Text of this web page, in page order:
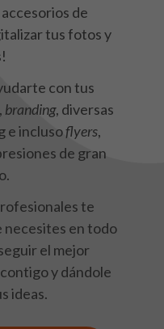
de
tus fotos y
con tus
branding, diversas
e inclusoflyers,
de gran
te
necesites en todo
el mejor
y dándole
ideas.